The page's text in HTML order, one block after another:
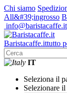
Chi siamo
All&#39;ingrosso
info@baristacaffe.it
Baristacaffe.ittutto
IT
Seleziona il
Selezionare